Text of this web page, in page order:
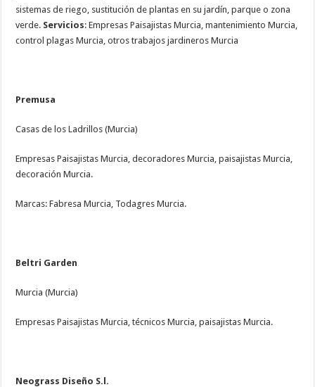
sistemas de riego, sustitución de plantas en su jardín, parque o zona
verde. Servicios: Empresas Paisajistas Murcia, mantenimiento Murcia,
control plagas Murcia, otros trabajos jardineros Murcia
Premusa
Casas de los Ladrillos (Murcia)
Empresas Paisajistas Murcia, decoradores Murcia, paisajistas Murcia,
decoración Murcia.
Marcas: Fabresa Murcia, Todagres Murcia.
Beltri Garden
Murcia (Murcia)
Empresas Paisajistas Murcia, técnicos Murcia, paisajistas Murcia.
Neograss Diseño S.l.